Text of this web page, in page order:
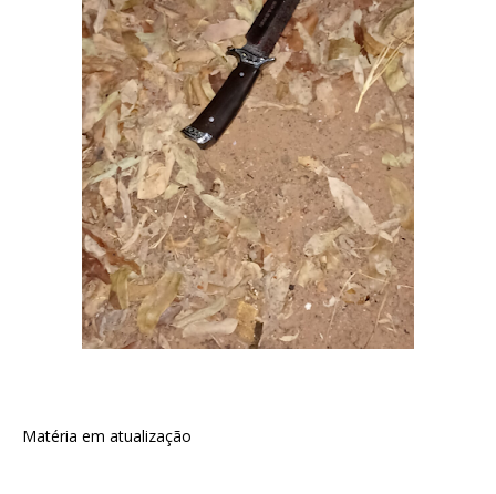
Matéria em atualização